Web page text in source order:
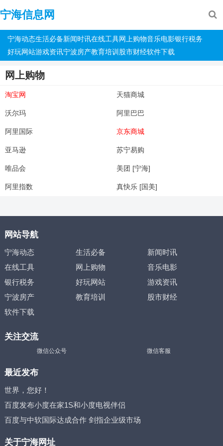
宁海信息网
宁海动态生活必备新闻时讯在线工具网上购物音乐电影银行税务
好玩网站游戏资讯宁波房产教育培训 股市财经软件下载
网上购物
淘宝网 天猫商城
沃尔玛 阿里巴巴
阿里国际 京东商城
亚马逊 苏宁易购
唯品会 美团 [宁海]
阿里指数 真快乐 [国美]
网站导航
宁海动态 生活必备
新闻时讯
在线工具
网上购物
音乐电影
银行税务
好玩网站
游戏资讯
宁波房产
教育培训
股市财经
软件下载
关注交流
微信公众号 微信客服
最近发布
世界，您好！
百度发布小度在家1S和小度电视伴侣
百度与中软国际达成合作 剑指企业级市场
关于宁海网址